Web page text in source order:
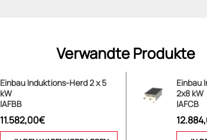
Verwandte Produkte
Einbau Induktions-Herd 2 x 5
kW
IAFBB
11.582,00€
Einbau
2x8 kW
IAFCB